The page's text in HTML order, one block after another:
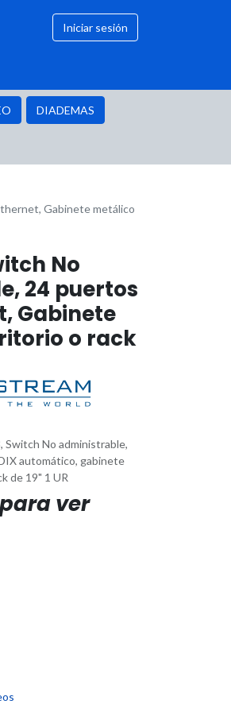
Iniciar sesión
DIADEMAS
Gabinete metálico
No
24 puertos
Gabinete
o rack
Switch No administrable,
automático, gabinete
de 19" 1 UR
ver